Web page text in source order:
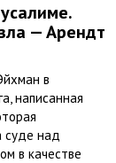
— Арендт
в
написанная
суде над
в качестве